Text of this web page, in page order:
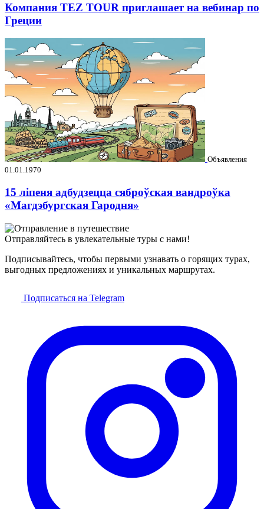
Компания TEZ TOUR приглашает на вебинар по
Греции
Объявления
01.01.1970
15 ліпеня адбудзецца сяброўская вандроўка
«Магдэбургская Гародня»
Отправляйтесь в увлекательные туры с нами!
Подписывайтесь, чтобы первыми узнавать о горящих турах,
выгодных предложениях и уникальных маршрутах.
Подписаться на Telegram